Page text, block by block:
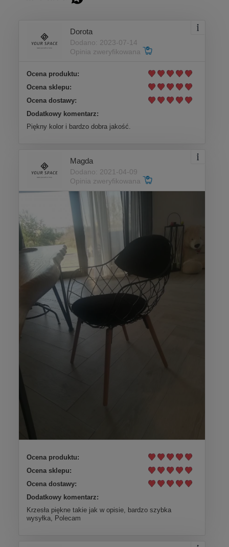
Dorota
Dodano: 2023-07-14
Opinia zweryfikowana
Ocena produktu:
Ocena sklepu:
Ocena dostawy:
Dodatkowy komentarz:
Piękny kolor i bardzo dobra jakość.
Magda
Dodano: 2021-04-09
Opinia zweryfikowana
Ocena produktu:
Ocena sklepu:
Ocena dostawy:
Dodatkowy komentarz:
Krzesła piękne takie jak w opisie, bardzo szybka
wysyłka, Polecam